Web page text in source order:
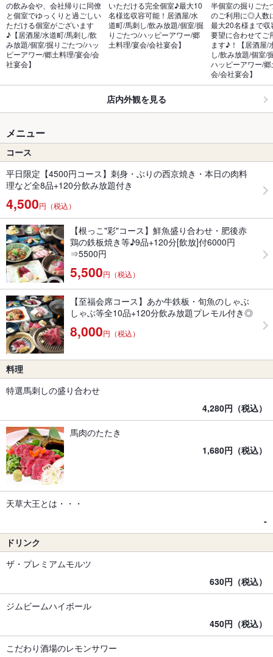
の飲み会や、会社帰りに同僚
と個室でゆっくりと過ごしい
ただける個室がございます
♪【居酒屋/水道町/馬刺し/飲
み放題/個室/掘りごたつ/ハッ
ピーアワー/郷土料理/宴会/会
社宴会】
いただける完全個室♪最大10
名様迄収容可能！居酒屋/水
道町/馬刺し/飲み放題/個室/掘
りごたつ/ハッピーアワー/郷
土料理/宴会/会社宴会】
半個室の掘りごた
のご利用に◎人数
最大20名様まで収
要望に合わせてご
ます♪！【居酒屋/
し/飲み放題/個室/
ハッピーアワー/
会/会社宴会】
店内外観を見る
メニュー
コース
平日限定【4500円コース】刺身・ぶりの西京焼き・本日の肉料
理など全8品+120分飲み放題付き
4,500円（税込）
【根っこ"彩"コース】鮮魚盛り合わせ・肥後赤
鶏の鉄板焼き等♪9品+120分[飲放]付6000円
⇒5500円
5,500円（税込）
【至福会席コース】あか牛鉄板・旬魚のしゃぶ
しゃぶ等全10品+120分飲み放題プレモル付き◎
8,000円（税込）
料理
特選馬刺しの盛り合わせ
4,280円（税込）
馬肉のたたき
1,680円（税込）
天草大王とは・・・
‐
ドリンク
ザ・プレミアムモルツ
630円（税込）
ジムビームハイボール
450円（税込）
こだわり酒場のレモンサワー